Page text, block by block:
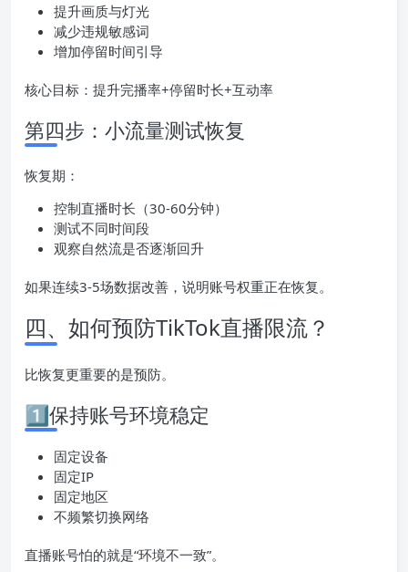
提升画质与灯光
减少违规敏感词
增加停留时间引导
核心目标：提升完播率+停留时长+互动率
第四步：小流量测试恢复
恢复期：
控制直播时长（30-60分钟）
测试不同时间段
观察自然流是否逐渐回升
如果连续3-5场数据改善，说明账号权重正在恢复。
四、如何预防TikTok直播限流？
比恢复更重要的是预防。
1️⃣保持账号环境稳定
固定设备
固定IP
固定地区
不频繁切换网络
直播账号怕的就是“环境不一致”。